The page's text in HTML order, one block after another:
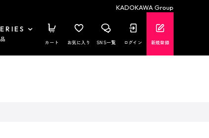
KADOKAWA Group
カート お気に入り SNS一覧 ログイン 新規登録